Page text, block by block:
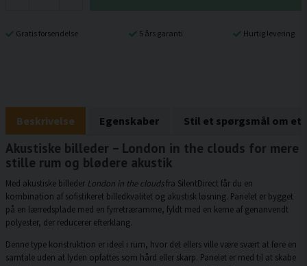
Gratis forsendelse 5 års garanti Hurtig levering
Beskrivelse Egenskaber Stil et spørgsmål om et
Akustiske billeder – London in the clouds for mere
stille rum og blødere akustik
Med akustiske billeder London in the cloudsfra SilentDirect får du en
kombination af sofistikeret billedkvalitet og akustisk løsning. Panelet er bygget
på en lærredsplade med en fyrretræramme, fyldt med en kerne af genanvendt
polyester, der reducerer efterklang.
Denne type konstruktion er ideel i rum, hvor det ellers ville være svært at føre en
samtale uden at lyden opfattes som hård eller skarp. Panelet er med til at skabe